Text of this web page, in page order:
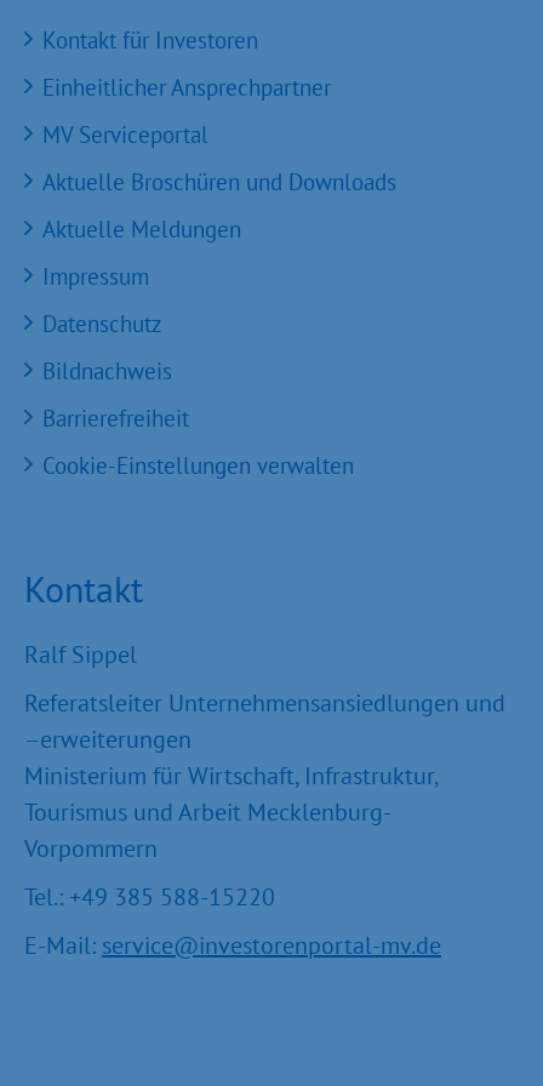
Kontakt für Investoren
Einheitlicher Ansprechpartner
MV Serviceportal
Aktuelle Broschüren und Downloads
Aktuelle Meldungen
Impressum
Datenschutz
Bildnachweis
Barrierefreiheit
Cookie-Einstellungen verwalten
Kontakt
Ralf Sippel
Referatsleiter Unternehmensansiedlungen und
–erweiterungen
Ministerium für Wirtschaft, Infrastruktur,
Tourismus und Arbeit Mecklenburg-
Vorpommern
Tel.: +49 385 588-15220
E-Mail: service@investorenportal-mv.de